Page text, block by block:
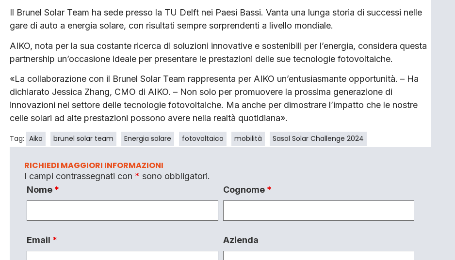
Il Brunel Solar Team ha sede presso la TU Delft nei Paesi Bassi. Vanta una lunga storia di successi nelle
gare di auto a energia solare, con risultati sempre sorprendenti a livello mondiale.
AIKO, nota per la sua costante ricerca di soluzioni innovative e sostenibili per l’energia, considera questa
partnership un’occasione ideale per presentare le prestazioni delle sue tecnologie fotovoltaiche.
«La collaborazione con il Brunel Solar Team rappresenta per AIKO un’entusiasmante opportunità. – Ha
dichiarato Jessica Zhang, CMO di AIKO. – Non solo per promuovere la prossima generazione di
innovazioni nel settore delle tecnologie fotovoltaiche. Ma anche per dimostrare l’impatto che le nostre
celle solari ad alte prestazioni possono avere nella realtà quotidiana».
Tag: Aiko brunel solar team Energia solare fotovoltaico mobilità Sasol Solar Challenge 2024
RICHIEDI MAGGIORI INFORMAZIONI
I campi contrassegnati con * sono obbligatori.
Nome * Cognome *
Email * Azienda